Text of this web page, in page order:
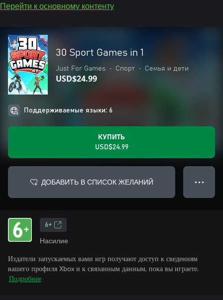
Перейти к основному контенту
30 Sport Games in 1
Just For Games • Спорт • Семья и дети
USD$24.99
Поддерживаемые языки: 6
КУПИТЬ
USD$24.99
ДОБАВИТЬ В СПИСОК ЖЕЛАНИЙ ● ● ●
6+
Насилие
Издатели запускаемых вами игр получают доступ к сведениям
вашего профиля Xbox и к связанным данным, пока вы играете.
Подробнее